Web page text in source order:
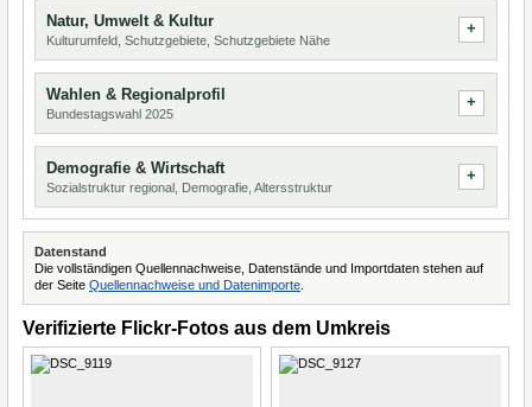
Natur, Umwelt & Kultur
Kulturumfeld, Schutzgebiete, Schutzgebiete Nähe
Wahlen & Regionalprofil
Bundestagswahl 2025
Demografie & Wirtschaft
Sozialstruktur regional, Demografie, Altersstruktur
Datenstand
Die vollständigen Quellennachweise, Datenstände und Importdaten stehen auf
der Seite Quellennachweise und Datenimporte
Verifizierte Flickr-Fotos aus dem Umkreis